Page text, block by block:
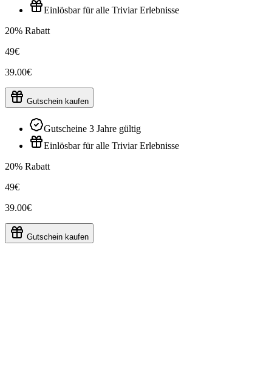
Einlösbar für alle Triviar Erlebnisse
20% Rabatt
49€
39.00€
Gutschein kaufen
Gutscheine 3 Jahre gültig
Einlösbar für alle Triviar Erlebnisse
20% Rabatt
49€
39.00€
Gutschein kaufen